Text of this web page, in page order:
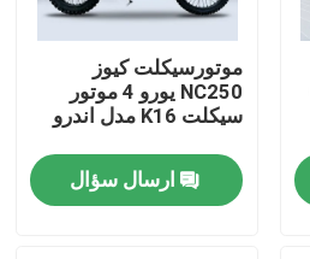
موتورسیکلت کیوز
NC250 یورو 4 موتور
سیکلت K16 مدل اندرو
ارسال سؤال